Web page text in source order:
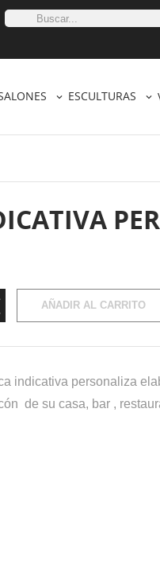
ESCULTURAS
AÑADIR AL CARRITO
indicativa personaliza
de su casa, bar ,